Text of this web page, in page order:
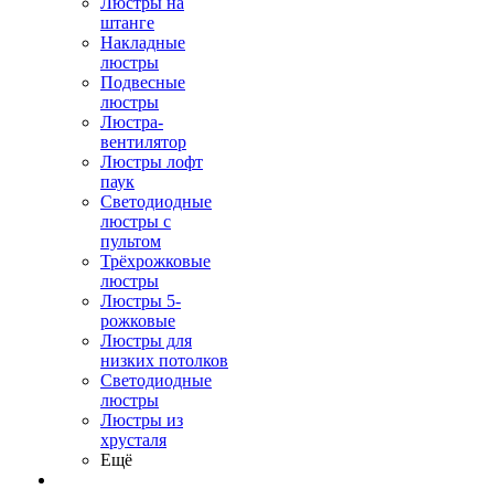
штанге
Накладные
люстры
Подвесные
люстры
Люстра-
вентилятор
Люстры лофт
паук
Светодиодные
люстры с
пультом
Трёхрожковые
люстры
Люстры 5-
рожковые
Люстры для
низких потолков
Cветодиодные
люстры
Люстры из
хрусталя
Ещё